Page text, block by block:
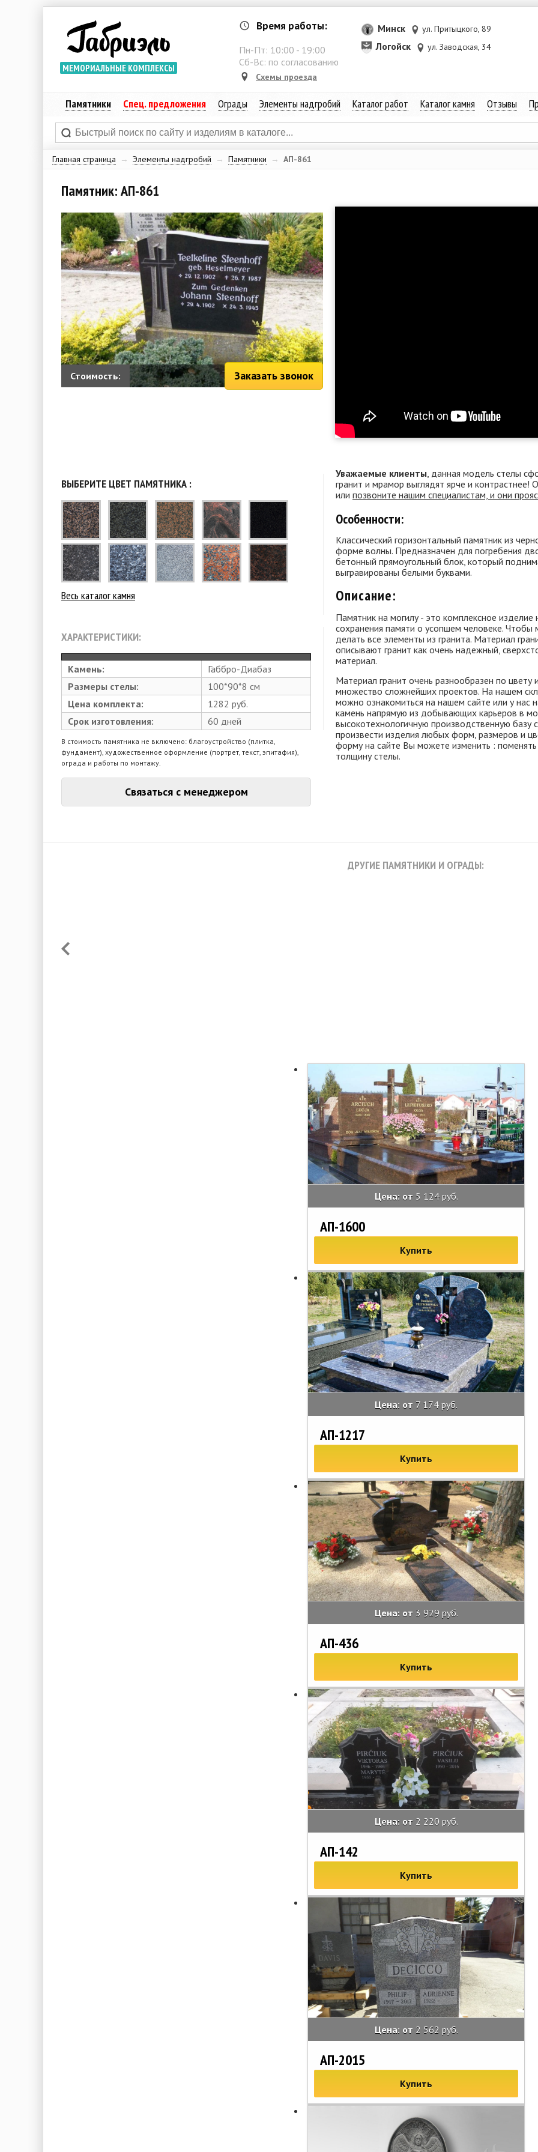
МЕМОРИАЛЬНЫЕ КОМПЛЕКСЫ
Время работы:
Пн-Пт: 10:00 - 19:00
Сб-Вс: по согласованию
Схемы проезда
Минск ул. Притыцкого, 89
Логойск ул. Заводская, 34
Памятники Спец. предложения Ограды Элементы надгробий Каталог работ Каталог камня Отзывы
Главная страница → Элементы надгробий → Памятники → АП-861
Памятник: АП-861
Стоимость: Заказать звонок
ВЫБЕРИТЕ ЦВЕТ ПАМЯТНИКА :
Весь каталог камня
ХАРАКТЕРИСТИКИ:
Камень:
Габбро-Диабаз
Размеры стелы:
100*90*8 см
Цена комплекта:
1282 руб.
Срок изготовления:
60 дней
В стоимость памятника не включено: благоустройство (плитка,
фундамент), художественное оформление (портрет, текст, эпитафия),
ограда и работы по монтажу.
Связаться с менеджером
Уважаемые клиенты , данная модель стелы
гранит и мрамор выглядят ярче и контрастнее!
или позвоните нашим специалистам, и они
Особенности:
Классический горизонтальный памятник из
форме волны. Предназначен для погребения
бетонный прямоугольный блок, который
выгравированы белыми буквами.
Описание:
Памятник на могилу - это комплексное
сохранения памяти о усопшем человеке.
делать все элементы из гранита. Материал
описывают гранит как очень надежный,
материал.
Материал гранит очень разнообразен по
множество сложнейших проектов. На нашем
можно ознакомиться на нашем сайте или у нас
камень напрямую из добывающих карьеров в
высокотехнологичную производственную
произвести изделия любых форм, размеров и
форму на сайте Вы можете изменить :
толщину стелы.
ДРУГИЕ ПАМЯТНИКИ И ОГРАДЫ:
Цена: от 5 124 руб.
АП-1600
Купить
Цена: от 7 174 руб.
АП-1217
Купить
Цена: от 3 929 руб.
АП-436
Купить
Цена: от 2 220 руб.
АП-142
Купить
Цена: от 2 562 руб.
АП-2015
Купить